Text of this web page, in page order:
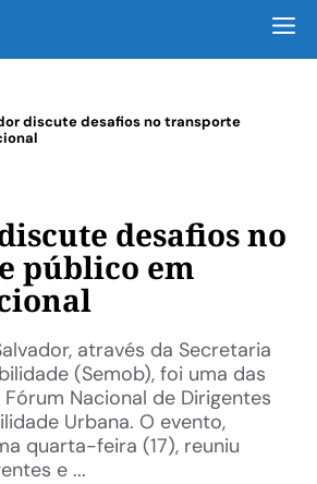
discute desafios no transporte
desafios no
público em
através da Secretaria
(Semob), foi uma das
Nacional de Dirigentes
Urbana. O evento,
quarta-feira (17), reuniu
e ...